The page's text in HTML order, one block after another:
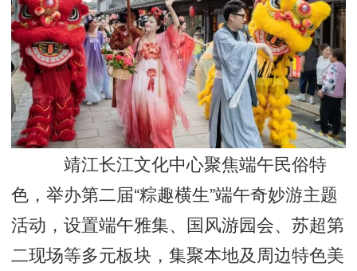
靖江长江文化中心聚焦端午民俗特
色，举办第二届“粽趣横生”端午奇妙游主题
活动，设置端午雅集、国风游园会、苏超第
二现场等多元板块，集聚本地及周边特色美